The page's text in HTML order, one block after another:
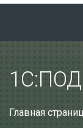
Главная